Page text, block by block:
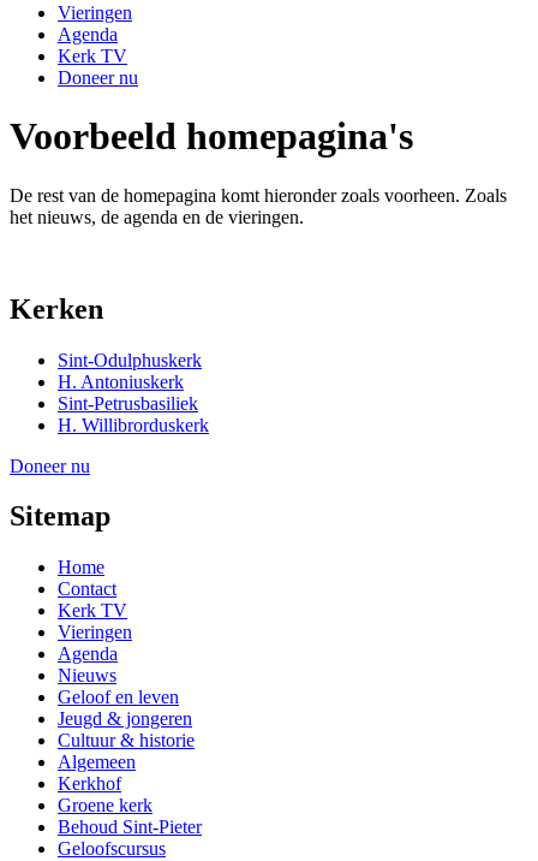
Vieringen
Agenda
Kerk TV
Doneer nu
Voorbeeld homepagina's
De rest van de homepagina komt hieronder zoals voorheen. Zoals
het nieuws, de agenda en de vieringen.
Kerken
Sint-Odulphuskerk
H. Antoniuskerk
Sint-Petrusbasiliek
H. Willibrorduskerk
Doneer nu
Sitemap
Home
Contact
Kerk TV
Vieringen
Agenda
Nieuws
Geloof en leven
Jeugd & jongeren
Cultuur & historie
Algemeen
Kerkhof
Groene kerk
Behoud Sint-Pieter
Geloofscursus